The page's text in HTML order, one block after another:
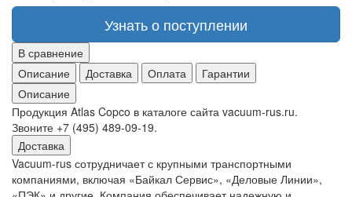
Узнать о поступлении
В сравнение
Описание
Доставка Оплата
Гарантии
Описание
Продукция Atlas Copco в каталоге сайта vacuum-rus.ru.
Звоните +7 (495) 489-09-19.
Доставка
Vacuum-rus сотрудничает с крупными транспортными
компаниями, включая «Байкал Сервис», «Деловые Линии»,